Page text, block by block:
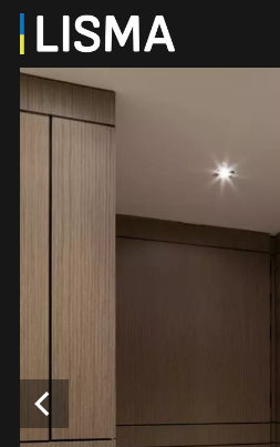
/Крамниця/Дерев'яне
та приховані двері